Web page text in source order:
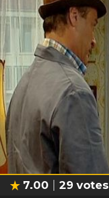
7.00 29 votes